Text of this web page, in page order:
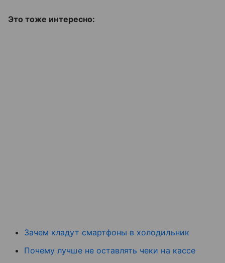
Это тоже интересно:
Зачем кладут смартфоны в холодильник
Почему лучше не оставлять чеки на кассе